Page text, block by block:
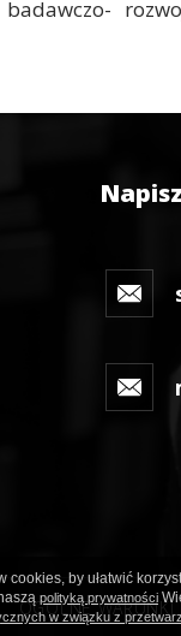
OGÓLNE
cookies, by ułatwić
polityką prywatności
w związku z